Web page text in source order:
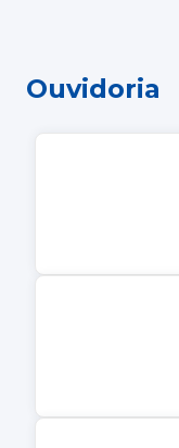
Ouvidoria